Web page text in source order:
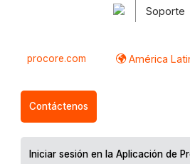
Soporte
procore.com América
Contáctenos
Iniciar sesión en la Aplicación de